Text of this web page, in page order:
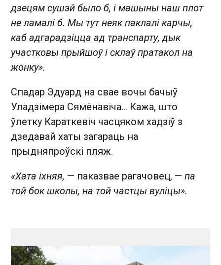
дзецям сушэй было б, і машыны наш плот
не ламалі б. Мы тут неяк паклалі карчы,
каб адгарадзіцца ад транспарту, дык
участковы прыйшоў і склаў пратакол на
жонку».
Спадар Эдуард на свае вочы бачыў
Уладзімера Сямёнавіча... Кажа, што
ўлетку Караткевіч часцяком хадзіў з
дзедавай хаты загараць на
прыдняпроўскі пляж.
«Хата іхняя, — паказвае рагачовец, — па
той бок школы, на той частцы вуліцы».